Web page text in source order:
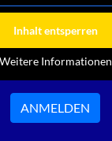
Inhalt entsperren
Weitere Informationen
ANMELDEN